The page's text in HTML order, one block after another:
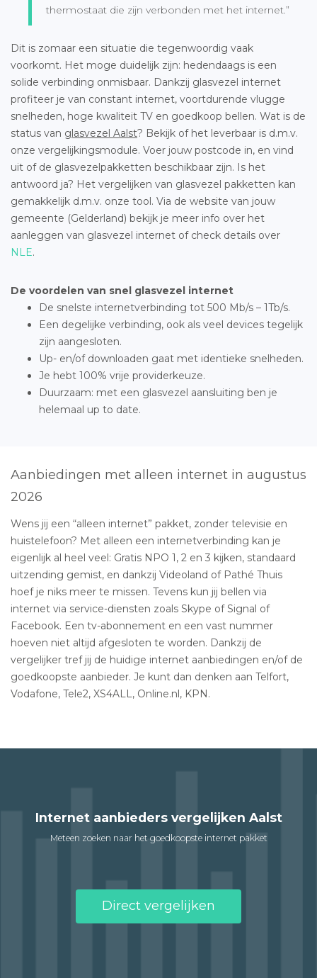
thermostaat die zijn verbonden met het internet.”
Dit is zomaar een situatie die tegenwoordig vaak
voorkomt. Het moge duidelijk zijn: hedendaags is een
solide verbinding onmisbaar. Dankzij glasvezel internet
profiteer je van constant internet, voortdurende vlugge
snelheden, hoge kwaliteit TV en goedkoop bellen. Wat is de
status van glasvezel Aalst? Bekijk of het leverbaar is d.m.v.
onze vergelijkingsmodule. Voer jouw postcode in, en vind
uit of de glasvezelpakketten beschikbaar zijn. Is het
antwoord ja? Het vergelijken van glasvezel pakketten kan
gemakkelijk d.m.v. onze tool. Via de website van jouw
gemeente (Gelderland) bekijk je meer info over het
aanleggen van glasvezel internet of check details over
NLE.
De voordelen van snel glasvezel internet
De snelste internetverbinding tot 500 Mb/s – 1Tb/s.
Een degelijke verbinding, ook als veel devices tegelijk
zijn aangesloten.
Up- en/of downloaden gaat met identieke snelheden.
Je hebt 100% vrije providerkeuze.
Duurzaam: met een glasvezel aansluiting ben je
helemaal up to date.
Aanbiedingen met alleen internet in augustus
2026
Wens jij een “alleen internet” pakket, zonder televisie en
huistelefoon? Met alleen een internetverbinding kan je
eigenlijk al heel veel: Gratis NPO 1, 2 en 3 kijken, standaard
uitzending gemist, en dankzij Videoland of Pathé Thuis
hoef je niks meer te missen. Tevens kun jij bellen via
internet via service-diensten zoals Skype of Signal of
Facebook. Een tv-abonnement en een vast nummer
hoeven niet altijd afgesloten te worden. Dankzij de
vergelijker tref jij de huidige internet aanbiedingen en/of de
goedkoopste aanbieder. Je kunt dan denken aan Telfort,
Vodafone, Tele2, XS4ALL, Online.nl, KPN.
Internet aanbieders vergelijken Aalst
Meteen zoeken naar het goedkoopste internet pakket
Direct vergelijken